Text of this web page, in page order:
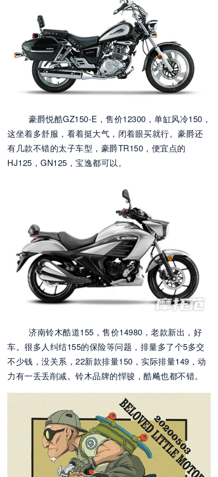
豪爵悦酷GZ150-E，售价12300，单缸风冷150，
这坐着多舒服，看着挺大气，闭着眼买就行。豪爵还
有几款不错的太子车型，豪爵TR150，便宜点的
HJ125，GN125，宝逸都可以。
济南铃木酷道155，售价14980，老款新出，好
车。很多人纠结155的保险等问题，排量多了个5多交
不少钱，没关系，22新款排量150，实际排量149，动
力有一丢丢削减。铃木品牌的悍骏，酷飚也都不错。